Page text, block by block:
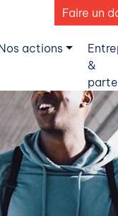
Faire un
actions
&